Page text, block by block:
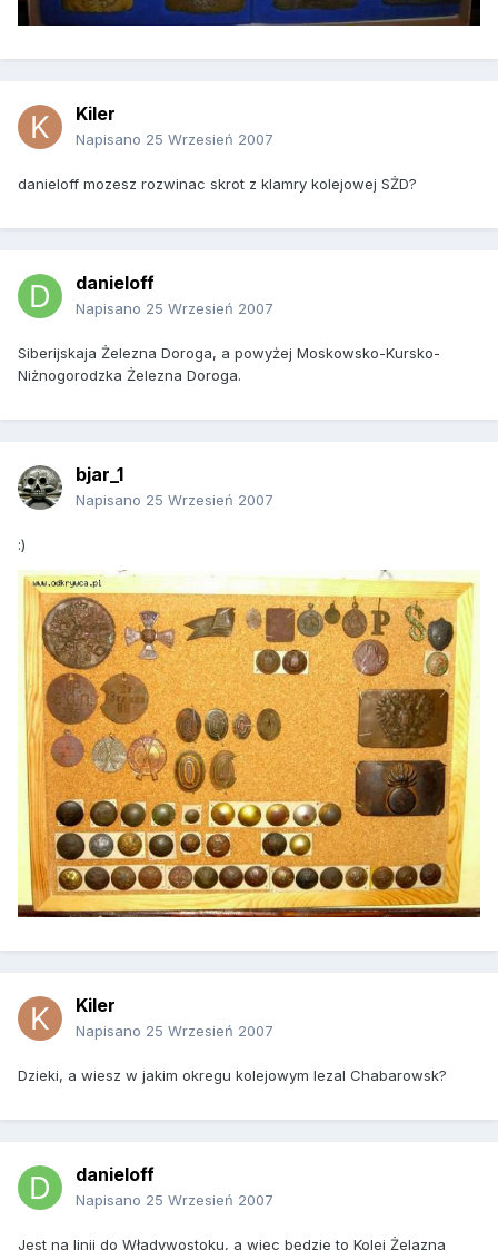
Kiler
Napisano 25 Wrzesień 2007
danieloff mozesz rozwinac skrot z klamry kolejowej SŻD?
danieloff
Napisano 25 Wrzesień 2007
Siberijskaja Żelezna Doroga, a powyżej Moskowsko-Kursko-
Niżnogorodzka Żelezna Doroga.
bjar_1
Napisano 25 Wrzesień 2007
:)
Kiler
Napisano 25 Wrzesień 2007
Dzieki, a wiesz w jakim okregu kolejowym lezal Chabarowsk?
danieloff
Napisano 25 Wrzesień 2007
Jest na linii do Władywostoku, a więc będzie to Kolej Żelazna